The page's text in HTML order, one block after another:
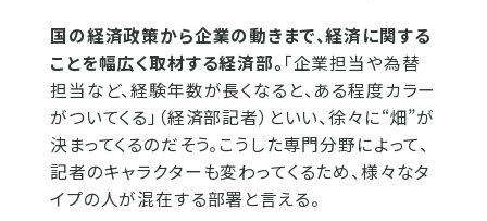
国の経済政策から企業の動きまで、経済に関する
ことを幅広く取材する経済部。 「企業担当や為替
担当など、経験年数が長くなると、ある程度カラー
がついてくる」（経済部記者）といい、徐々に“畑”が
決まってくるのだそう。こうした専門分野によって、
記者のキャラクターも変わってくるため、様々なタ
イプの人が混在する部署と言える。